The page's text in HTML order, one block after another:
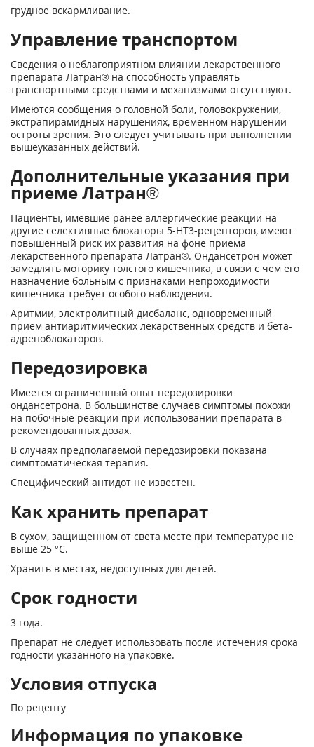
грудное вскармливание.
Управление транспортом
Сведения о неблагоприятном влиянии лекарственного
препарата Латран® на способность управлять
транспортными средствами и механизмами отсутствуют.
Имеются сообщения о головной боли, головокружении,
экстрапирамидных нарушениях, временном нарушении
остроты зрения. Это следует учитывать при выполнении
вышеуказанных действий.
Дополнительные указания при
приеме Латран®
Пациенты, имевшие ранее аллергические реакции на
другие селективные блокаторы 5-НТ3-рецепторов, имеют
повышенный риск их развития на фоне приема
лекарственного препарата Латран®. Ондансетрон может
замедлять моторику толстого кишечника, в связи с чем его
назначение больным с признаками непроходимости
кишечника требует особого наблюдения.
Аритмии, электролитный дисбаланс, одновременный
прием антиаритмических лекарственных средств и бета-
адреноблокаторов.
Передозировка
Имеется ограниченный опыт передозировки
ондансетрона. В большинстве случаев симптомы похожи
на побочные реакции при использовании препарата в
рекомендованных дозах.
В случаях предполагаемой передозировки показана
симптоматическая терапия.
Специфический антидот не известен.
Как хранить препарат
В сухом, защищенном от света месте при температуре не
выше 25 °С.
Хранить в местах, недоступных для детей.
Срок годности
3 года.
Препарат не следует использовать после истечения срока
годности указанного на упаковке.
Условия отпуска
По рецепту
Информация по упаковке